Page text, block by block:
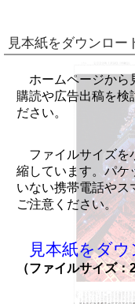
見本紙をダウンロー
ホームページから
購読や広告出稿を検
ださい。
ファイルサイズを
縮しています。パケ
いない携帯電話やス
ご注意ください。
見本紙をダ
（ファイルサイズ